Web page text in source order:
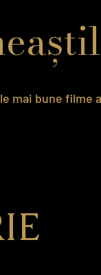
mai bune filme